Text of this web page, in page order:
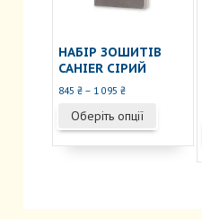
НАБІР ЗОШИТІВ
CAHIER СІРИЙ
845₴ – 1 095₴Діапазон
від
845 ₴
Оберіть опції
має